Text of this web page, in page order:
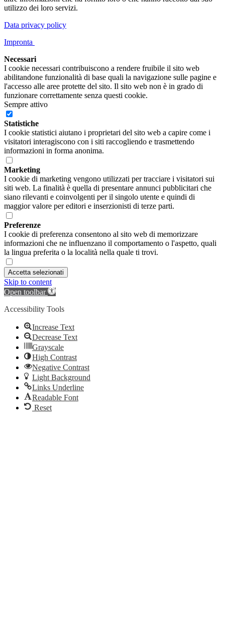
utilizzo dei loro servizi.
Data privacy policy
Impronta
Necessari
I cookie necessari contribuiscono a rendere fruibile il sito web
abilitandone funzionalità di base quali la navigazione sulle pagine e
l'accesso alle aree protette del sito. Il sito web non è in grado di
funzionare correttamente senza questi cookie.
Sempre attivo
Statistiche
I cookie statistici aiutano i proprietari del sito web a capire come i
visitatori interagiscono con i siti raccogliendo e trasmettendo
informazioni in forma anonima.
Marketing
I cookie di marketing vengono utilizzati per tracciare i visitatori sui
siti web. La finalità è quella di presentare annunci pubblicitari che
siano rilevanti e coinvolgenti per il singolo utente e quindi di
maggior valore per editori e inserzionisti di terze parti.
Preferenze
I cookie di preferenza consentono al sito web di memorizzare
informazioni che ne influenzano il comportamento o l'aspetto, quali
la lingua preferita o la località nella quale ti trovi.
Accetta selezionati
Skip to content
Open toolbar
Accessibility Tools
Increase Text
Decrease Text
Grayscale
High Contrast
Negative Contrast
Light Background
Links Underline
Readable Font
Reset